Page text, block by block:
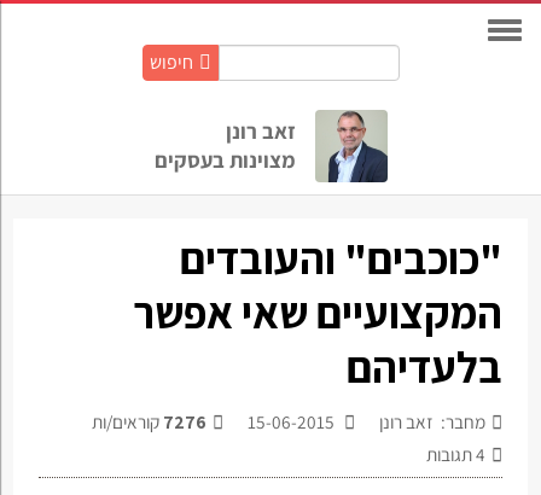
חיפוש
זאב רונן
מצוינות בעסקים
"כוכבים" והעובדים
המקצועיים שאי אפשר
בלעדיהם
מחבר: זאב רונן 7276 קוראים/ות
4תגובות